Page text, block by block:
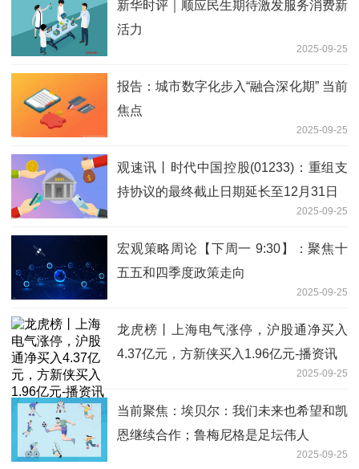
新华时评｜顺应民生期待激发服务消费新
活力
2025-09-25
报告：城市数字化步入“融合深化期” 当前
焦点
2025-09-25
观速讯丨时代中国控股(01233)：重组支
持协议的最终截止日期延长至12月31日
2025-09-25
宏观策略周论【下周一 9:30】：聚焦十
五五和四季度政策走向
2025-09-25
龙虎榜丨上海电气涨停，沪股通净买入
4.37亿元，方新侠买入1.96亿元-播资讯
2025-09-25
当前聚焦：埃贝尔：我们未来也希望和凯
恩继续合作；鲁梅尼格是足坛伟人
2025-09-25